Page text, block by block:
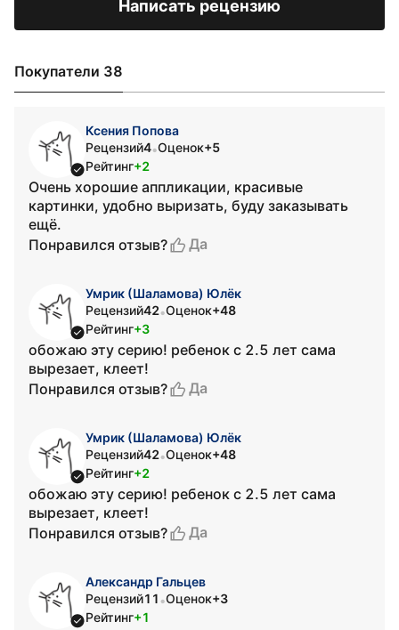
Написать рецензию
Покупатели 38
Ксения Попова
Рецензий4•Оценок+5
Рейтинг+2
Очень хорошие аппликации, красивые
картинки, удобно выризать, буду заказывать
ещё.
Понравился отзыв?
Да
Умрик (Шаламова) Юлёк
Рецензий42•Оценок+48
Рейтинг+3
обожаю эту серию! ребенок с 2.5 лет сама
вырезает, клеет!
Понравился отзыв?
Да
Умрик (Шаламова) Юлёк
Рецензий42•Оценок+48
Рейтинг+2
обожаю эту серию! ребенок с 2.5 лет сама
вырезает, клеет!
Понравился отзыв?
Да
Александр Гальцев
Рецензий11 •Оценок+3
Рейтинг+1